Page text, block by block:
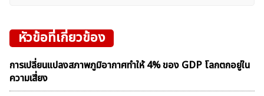
หัวข้อที่เกี่ยวข้อง
การเปลี่ยนแปลงสภาพภูมิอากาศทำให้ 4% ของ GDP โลกตกอยู่ใน
ความเสี่ยง